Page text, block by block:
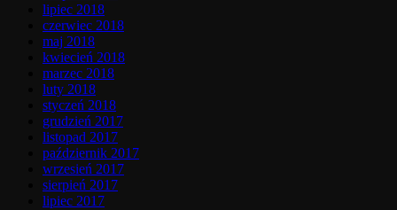
lipiec 2018
czerwiec 2018
maj 2018
kwiecień 2018
marzec 2018
luty 2018
styczeń 2018
grudzień 2017
listopad 2017
październik 2017
wrzesień 2017
sierpień 2017
lipiec 2017